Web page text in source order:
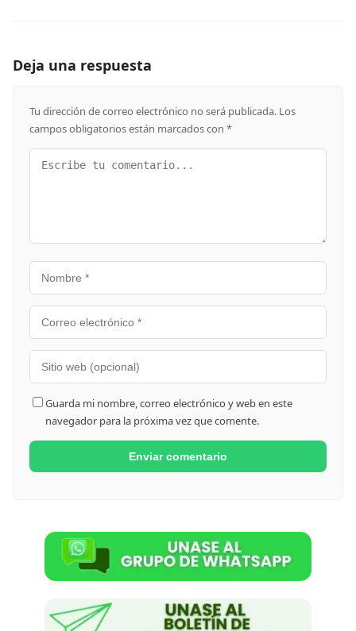
Deja una respuesta
Tu dirección de correo electrónico no será publicada. Los
campos obligatorios están marcados con *
Guarda mi nombre, correo electrónico y web en este
navegador para la próxima vez que comente.